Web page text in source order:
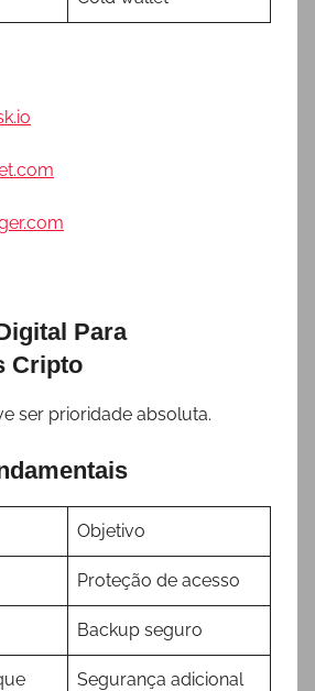
Para
Cripto
ser prioridade absoluta.
Objetivo
Proteção de acesso
Backup seguro
Segurança adicional